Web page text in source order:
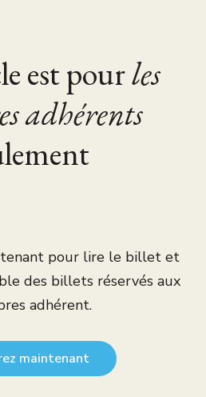
est pourles
adhérents
pour lire le billet et
des billets réservés aux
adhérent.
maintenant